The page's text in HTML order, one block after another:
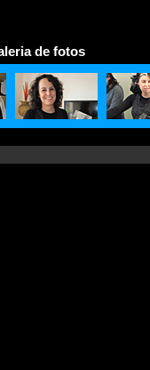
de fotos